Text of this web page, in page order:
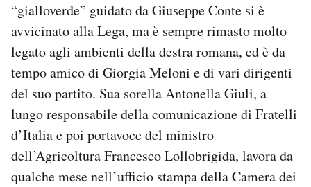
“gialloverde” guidato da Giuseppe Conte si è
avvicinato alla Lega, ma è sempre rimasto molto
legato agli ambienti della destra romana, ed è da
tempo amico di Giorgia Meloni e di vari dirigenti
del suo partito. Sua sorella Antonella Giuli, a
lungo responsabile della comunicazione di Fratelli
d’Italia e poi portavoce del ministro
dell’Agricoltura Francesco Lollobrigida, lavora da
qualche mese nell’ufficio stampa della Camera dei